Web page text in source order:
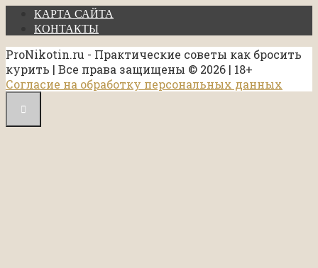
КАРТА САЙТА
КОНТАКТЫ
ProNikotin.ru - Практические советы как бросить
курить | Все права защищены © 2026 | 18+
Согласие на обработку персональных данных